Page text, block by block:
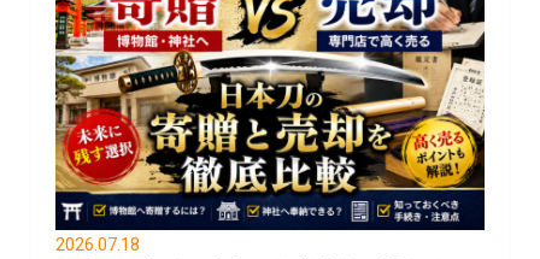
2026.07.18